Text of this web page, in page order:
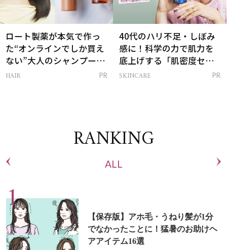
ロート製薬が本気で作っ
た“オンラインでしか買え
ない”大人のシャンプー＆
トリートメントって？
HAIR PR
40代のハリ不足・しぼみ
感に！科学の力で肌力を
底上げする「肌密度セラ
ム」
SKINCARE PR
RANKING
ALL
【保存版】アホ毛・うねり髪が1分
でなかったことに！猛暑のお助けヘ
アアイテム16選